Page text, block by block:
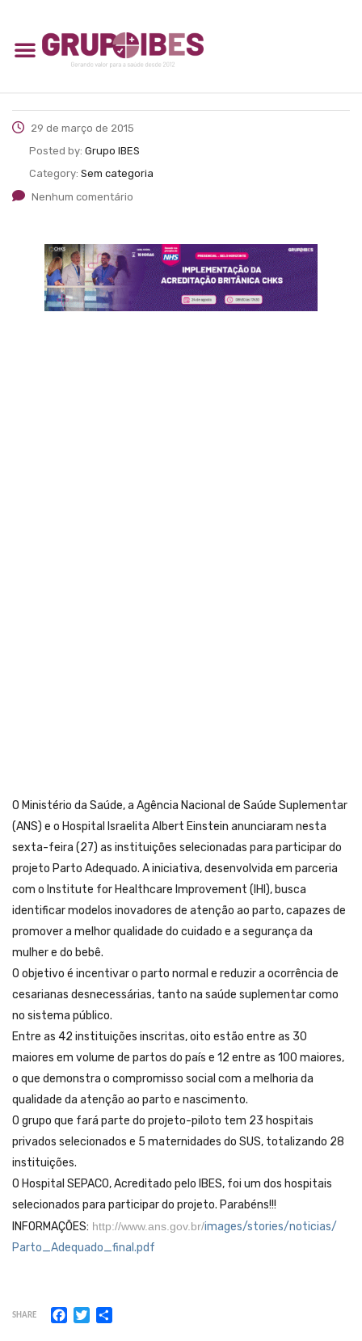
29 de março de 2015
Posted by: Grupo IBES
Category: Sem categoria
Nenhum comentário
O Ministério da Saúde, a Agência Nacional de Saúde Suplementar
(ANS) e o Hospital Israelita Albert Einstein anunciaram nesta
sexta-feira (27) as instituições selecionadas para participar do
projeto Parto Adequado. A iniciativa, desenvolvida em parceria
com o Institute for Healthcare Improvement (IHI), busca
identificar modelos inovadores de atenção ao parto, capazes de
promover a melhor qualidade do cuidado e a segurança da
mulher e do bebê.
O objetivo é incentivar o parto normal e reduzir a ocorrência de
cesarianas desnecessárias, tanto na saúde suplementar como
no sistema público.
Entre as 42 instituições inscritas, oito estão entre as 30
maiores em volume de partos do país e 12 entre as 100 maiores,
o que demonstra o compromisso social com a melhoria da
qualidade da atenção ao parto e nascimento.
O grupo que fará parte do projeto-piloto tem 23 hospitais
privados selecionados e 5 maternidades do SUS, totalizando 28
instituições.
O Hospital SEPACO, Acreditado pelo IBES, foi um dos hospitais
selecionados para participar do projeto. Parabéns!!!
INFORMAÇÕES: http://www.ans.gov.br/images/stories/noticias/
Parto_Adequado_final.pdf
SHARE Facebook
Twitter